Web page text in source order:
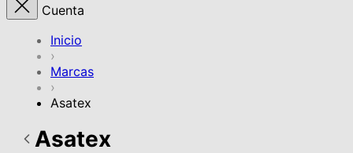
Cuenta
Inicio
›
Marcas
›
Asatex
Asatex